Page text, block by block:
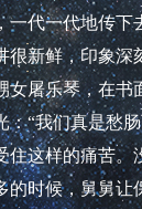
一代一代地传下
很新鲜，印象深
屠乐琴，在书
：“我们真是愁
住这样的痛苦。
的时候，舅舅让